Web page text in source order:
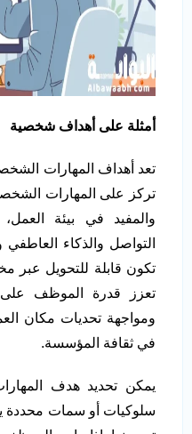
أمثلة على أهداف شخصية
تعد أهداف المهارات
تركز على المهارات
والمفيد في بيئة
التواصل والذكاء العاطفي
تكون قابلة للتحويل عبر
تعزز قدرة الموظف على
ومواجهة تحديات مكان
في ثقافة المؤسسة.
يمكن تحديد هدف
سلوكيات أو سمات محددة